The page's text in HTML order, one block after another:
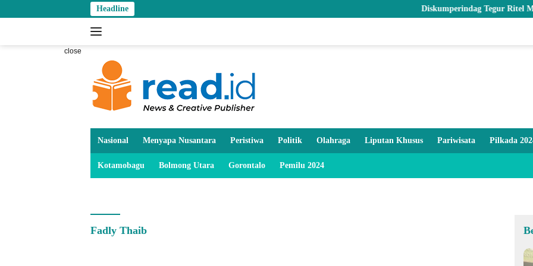
to
Headline Diskumperindag Tegur Ritel Modern dan
close
Nasional Menyapa Nusantara Peristiwa Politik Olahraga Liputan Khusus Pariwisata Pilkada
Kotamobagu Bolmong Utara Gorontalo Pemilu 2024
Fadly Thaib